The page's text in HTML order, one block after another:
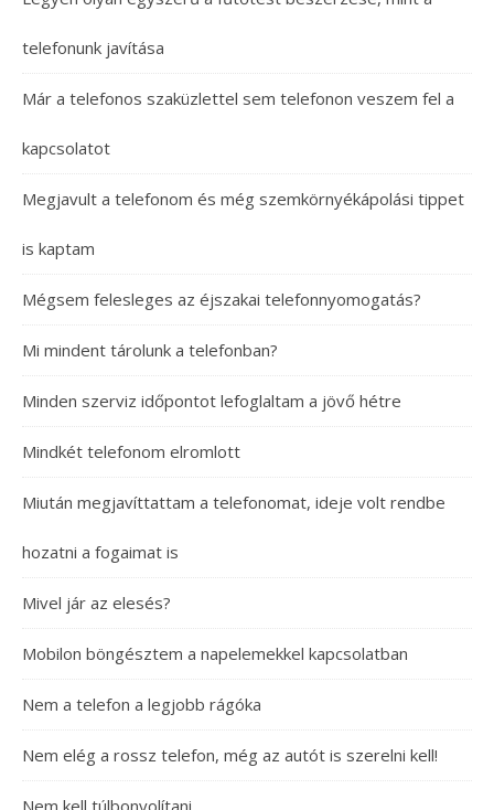
telefonunk javítása
Már a telefonos szaküzlettel sem telefonon veszem fel a
kapcsolatot
Megjavult a telefonom és még szemkörnyékápolási tippet
is kaptam
Mégsem felesleges az éjszakai telefonnyomogatás?
Mi mindent tárolunk a telefonban?
Minden szerviz időpontot lefoglaltam a jövő hétre
Mindkét telefonom elromlott
Miután megjavíttattam a telefonomat, ideje volt rendbe
hozatni a fogaimat is
Mivel jár az elesés?
Mobilon böngésztem a napelemekkel kapcsolatban
Nem a telefon a legjobb rágóka
Nem elég a rossz telefon, még az autót is szerelni kell!
Nem kell túlbonyolítani